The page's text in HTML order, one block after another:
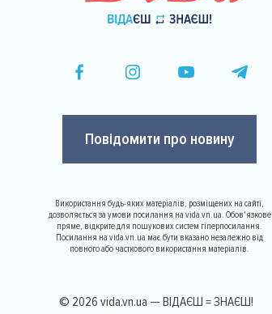
Повідомити про новину
Використання будь-яких матеріалів, розміщених на сайті,
дозволяється за умови посилання на vida.vn.ua. Обов'язкове
пряме, відкрите для пошукових систем гіперпосилання.
Посилання на vida.vn.ua має бути вказано незалежно від
повного або часткового використання матеріалів.
© 2026 vida.vn.ua — ВІДАЄШ = ЗНАЄШ!